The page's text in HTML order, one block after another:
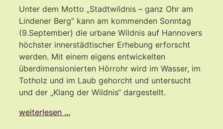
Unter dem Motto „Stadtwildnis – ganz Ohr am
Lindener Berg“ kann am kommenden Sonntag
(9.September) die urbane Wildnis auf Hannovers
höchster innerstädtischer Erhebung erforscht
werden. Mit einem eigens entwickelten
überdimensionierten Hörrohr wird im Wasser, im
Totholz und im Laub gehorcht und untersucht
und der „Klang der Wildnis“ dargestellt.
weiterlesen ...